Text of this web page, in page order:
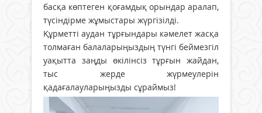
басқа көптеген қоғамдық орындар аралап,
түсіндірме жұмыстары жүргізілді.
Құрметті аудан тұрғындары кәмелет жасқа
толмаған балаларыңыздың түнгі беймезгіл
уақытта заңды өкілінсіз тұрғын жайдан,
тыс жерде жүрмеулерін
қадағалауларыңызды сұраймыз!